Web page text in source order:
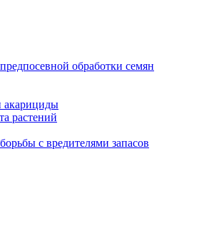
обработки семян
акарициды
растений
с вредителями запасов